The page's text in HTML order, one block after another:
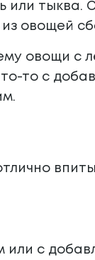
или тыква.
овощей
овощи с
то с
или с